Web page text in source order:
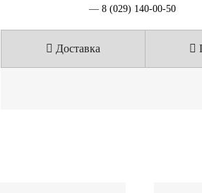
— 8 (029) 140-00-50
Доставка